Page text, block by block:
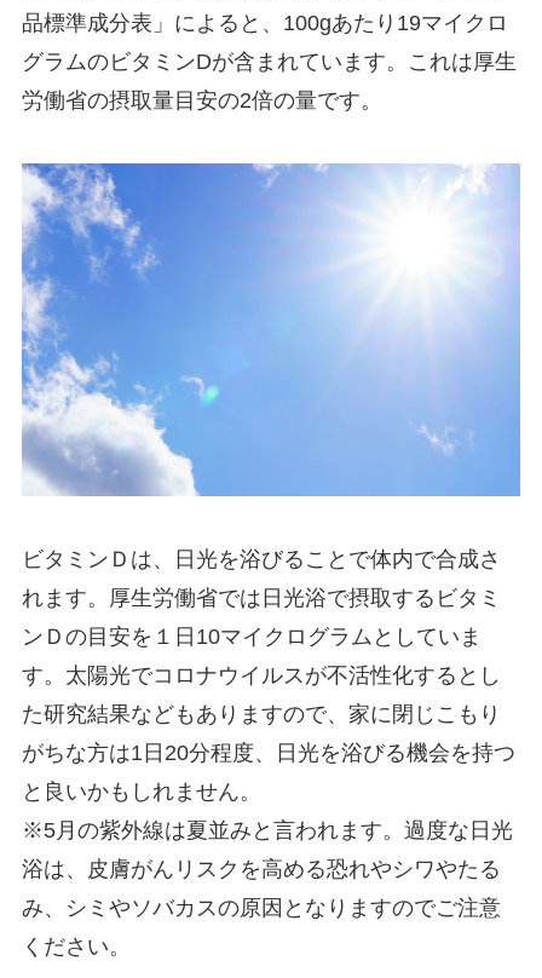
品標準成分表」によると、100gあたり19マイクロ
グラムのビタミンDが含まれています。これは厚生
労働省の摂取量目安の2倍の量です。
ビタミンＤは、日光を浴びることで体内で合成さ
れます。厚生労働省では日光浴で摂取するビタミ
ンＤの目安を１日10マイクログラムとしていま
す。太陽光でコロナウイルスが不活性化するとし
た研究結果などもありますので、家に閉じこもり
がちな方は1日20分程度、日光を浴びる機会を持つ
と良いかもしれません。
※5月の紫外線は夏並みと言われます。過度な日光
浴は、皮膚がんリスクを高める恐れやシワやたる
み、シミやソバカスの原因となりますのでご注意
ください。